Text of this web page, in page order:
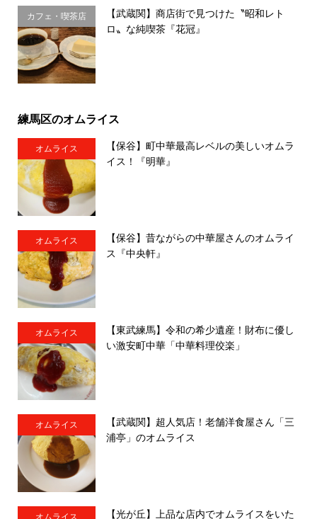
カフェ・喫茶店
【武蔵関】商店街で見つけた〝昭和レト
ロ〟な純喫茶『花冠』
練馬区のオムライス
オムライス
【保谷】町中華最高レベルの美しいオムラ
イス！『明華』
オムライス
【保谷】昔ながらの中華屋さんのオムライ
ス『中央軒』
オムライス
【東武練馬】令和の希少遺産！財布に優し
い激安町中華「中華料理佼楽」
オムライス
【武蔵関】超人気店！老舗洋食屋さん「三
浦亭」のオムライス
【光が丘】上品な店内でオムライスをいた